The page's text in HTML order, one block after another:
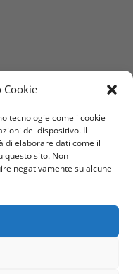
Cookie
tecnologie come i cookie
del dispositivo. Il
di elaborare dati come il
questo sito. Non
negativamente su alcune